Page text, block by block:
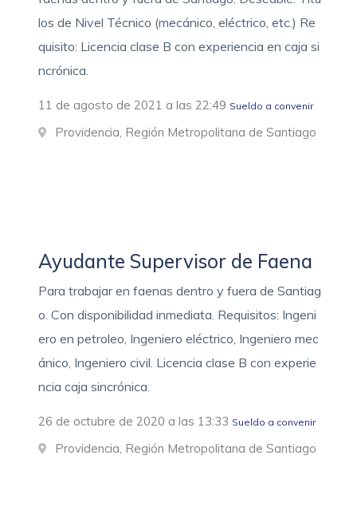
los de Nivel Técnico (mecánico, eléctrico, etc.) Re
quisito: Licencia clase B con experiencia en caja si
ncrónica.
11 de agosto de 2021 a las 22:49 Sueldo a convenir
Providencia, Región Metropolitana de Santiago
Ayudante Supervisor de Faena
Para trabajar en faenas dentro y fuera de Santiag
o. Con disponibilidad inmediata. Requisitos: Ingeni
ero en petroleo, Ingeniero eléctrico, Ingeniero mec
ánico, Ingeniero civil. Licencia clase B con experie
ncia caja sincrónica.
26 de octubre de 2020 a las 13:33 Sueldo a convenir
Providencia, Región Metropolitana de Santiago